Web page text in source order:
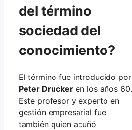
del término
sociedad del
conocimiento?
El término fue introducido por
Peter Drucker en los años 60.
Este profesor y experto en
gestión empresarial fue
también quien acuñó